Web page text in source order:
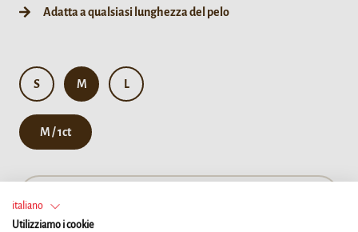
Adatta a qualsiasi lunghezza del pelo
S M L
M / 1ct
italiano
Utilizziamo i cookie